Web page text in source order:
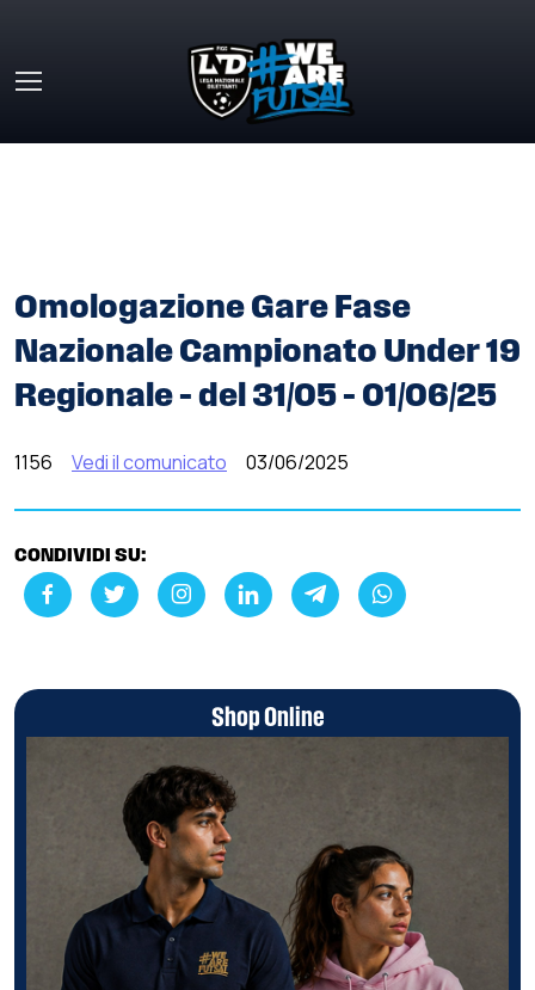
Omologazione Gare Fase
Nazionale Campionato Under 19
Regionale – del 31/05 – 01/06/25
1156 Vedi il comunicato 03/06/2025
CONDIVIDI SU:
Shop Online